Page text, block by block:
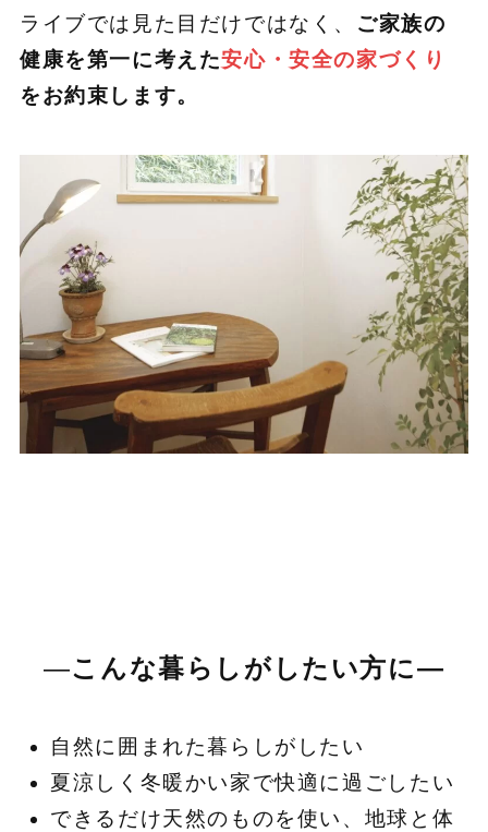
ライブでは見た目だけではなく、 ご家族の
健康を第一に考えた安心・安全の家づくり
をお約束します。
―こんな暮らしがしたい方に―
自然に囲まれた暮らしがしたい
夏涼しく冬暖かい家で快適に過ごしたい
できるだけ天然のものを使い、地球と体